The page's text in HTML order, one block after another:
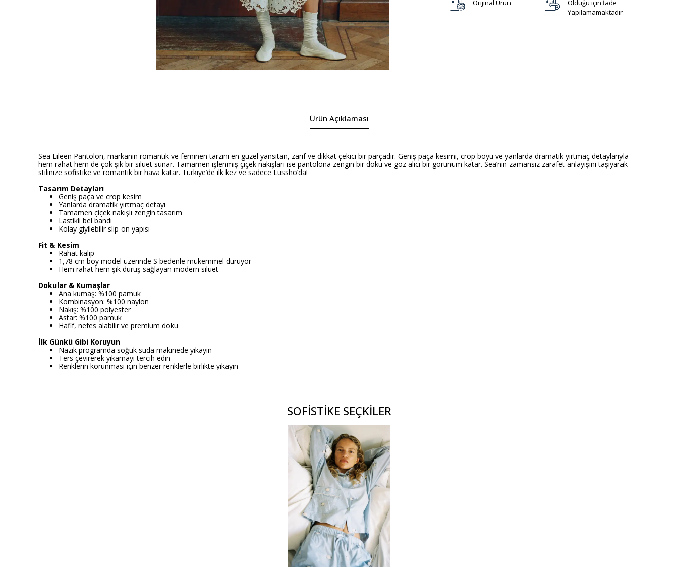
Orijinal Ürün
Olduğu için İade
Yapılamamaktadır
Ürün Açıklaması
Sea Eileen Pantolon, markanın romantik ve feminen tarzını en güzel yansıtan, zarif ve dikkat çekici bir parçadır. Geniş paça kesimi, crop boyu ve yanlarda dramatik yırtmaç detaylarıyla
hem rahat hem de çok şık bir siluet sunar. Tamamen işlenmiş çiçek nakışları ise pantolona zengin bir doku ve göz alıcı bir görünüm katar. Sea’nin zamansız zarafet anlayışını taşıyarak
stilinize sofistike ve romantik bir hava katar. Türkiye’de ilk kez ve sadece Lussho’da!
Tasarım Detayları
Geniş paça ve crop kesim
Yanlarda dramatik yırtmaç detayı
Tamamen çiçek nakışlı zengin tasarım
Lastikli bel bandı
Kolay giyilebilir slip-on yapısı
Fit & Kesim
Rahat kalıp
1,78 cm boy model üzerinde S bedenle mükemmel duruyor
Hem rahat hem şık duruş sağlayan modern siluet
Dokular & Kumaşlar
Ana kumaş: %100 pamuk
Kombinasyon: %100 naylon
Nakış: %100 polyester
Astar: %100 pamuk
Hafif, nefes alabilir ve premium doku
İlk Günkü Gibi Koruyun
Nazik programda soğuk suda makinede yıkayın
Ters çevirerek yıkamayı tercih edin
Renklerin korunması için benzer renklerle birlikte yıkayın
SOFİSTİKE SEÇKİLER